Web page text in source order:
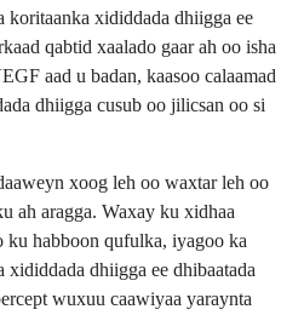
xididdada dhiigga ee
qabtid xaalado gaar ah oo isha
aad u badan, kaasoo calaamad
dhiigga cusub oo jilicsan oo si
xoog leh oo waxtar leh oo
ah aragga. Waxay ku xidhaa
habboon qufulka, iyagoo ka
dhiigga ee dhibaatada
wuxuu caawiyaa yaraynta